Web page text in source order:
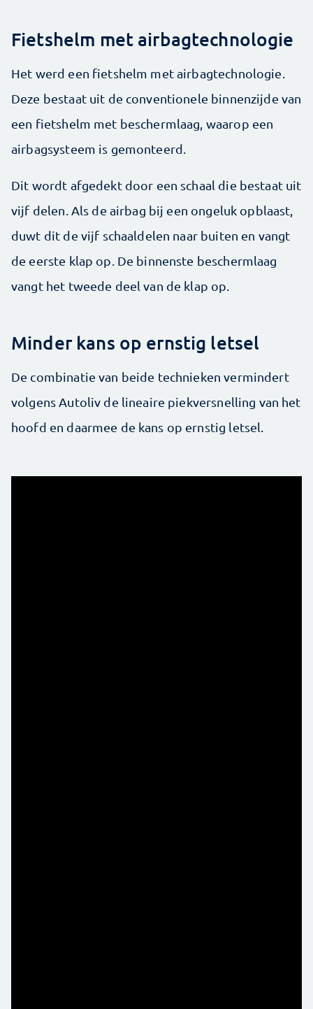
Fietshelm met airbagtechnologie
Het werd een fietshelm met airbagtechnologie.
Deze bestaat uit de conventionele binnenzijde van
een fietshelm met beschermlaag, waarop een
airbagsysteem is gemonteerd.
Dit wordt afgedekt door een schaal die bestaat uit
vijf delen. Als de airbag bij een ongeluk opblaast,
duwt dit de vijf schaaldelen naar buiten en vangt
de eerste klap op. De binnenste beschermlaag
vangt het tweede deel van de klap op.
Minder kans op ernstig letsel
De combinatie van beide technieken vermindert
volgens Autoliv de lineaire piekversnelling van het
hoofd en daarmee de kans op ernstig letsel.